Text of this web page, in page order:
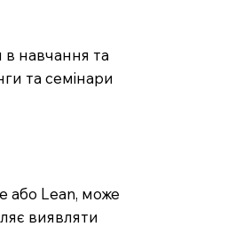
в навчання та
та семінари
або Lean, може
виявляти